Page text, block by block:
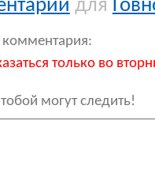
для
только во
могут следить!